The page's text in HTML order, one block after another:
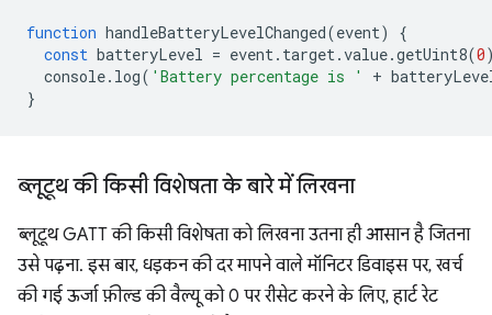
function handleBatteryLevelChanged(event)
{
const batteryLevel = event. target.value.getUint8(0
console. log( 'Battery percentage is ' +
}
ब्लूटूथ की किसी विशेषता के बारे में लिखना
ब्लूटूथ GATT की किसी विशेषता को लिखना उतना ही आसान है जितना
उसे पढ़ना. इस बार, धड़कन की दर मापने वाले मॉनिटर डिवाइस पर, खर्च
की गई ऊर्जा फ़ील्ड की वैल्यू को 0 पर रीसेट करने के लिए, हार्ट रेट